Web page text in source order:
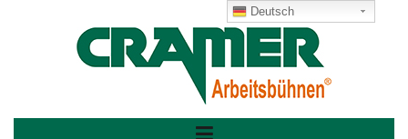
Deutsch